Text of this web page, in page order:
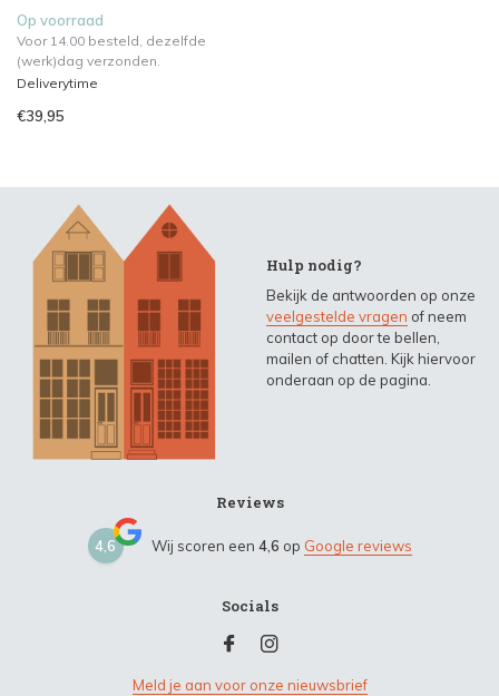
Op voorraad
Voor 14.00 besteld, dezelfde
(werk)dag verzonden.
Deliverytime
€39,95
Hulp nodig?
Bekijk de antwoorden op onze
veelgestelde vragen of neem
contact op door te bellen,
mailen of chatten. Kijk hiervoor
onderaan op de pagina.
Reviews
4,6 Wij scoren een 4,6 op Google reviews
Socials
Meld je aan voor onze nieuwsbrief